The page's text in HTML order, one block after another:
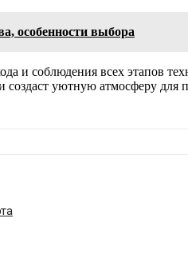
особенности выбора
и соблюдения всех этапов
создаст уютную атмосферу для